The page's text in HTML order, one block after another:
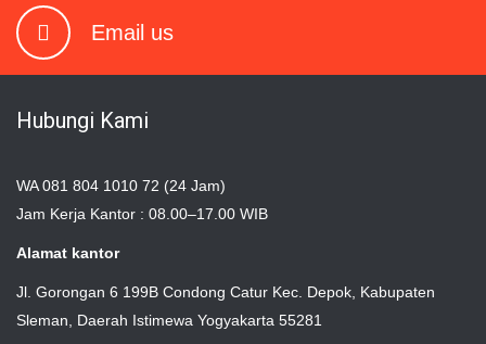
Email us
Hubungi Kami
WA 081 804 1010 72 (24 Jam)
Jam Kerja Kantor : 08.00–17.00 WIB
Alamat kantor
Jl. Gorongan 6 199B Condong Catur Kec. Depok, Kabupaten
Sleman, Daerah Istimewa Yogyakarta 55281